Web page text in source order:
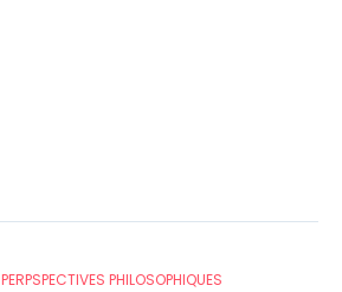
PERPSPECTIVES PHILOSOPHIQUES